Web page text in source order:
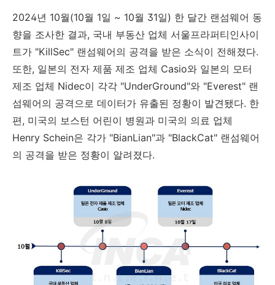
2024년 10월(10월 1일 ~ 10월 31일) 한 달간 랜섬웨어 동
향을 조사한 결과, 국내 부동산 업체 서울프라퍼티인사이
트가 "KillSec" 랜섬웨어의 공격을 받은 소식이 전해졌다.
또한, 일본의 전자 제품 제조 업체 Casio와 일본의 모터
제조 업체 Nidec이 각각 "UnderGround"와 "Everest" 랜
섬웨어의 공격으로 데이터가 유출된 정황이 발견됐다. 한
편, 미국의 보스턴 어린이 병원과 미국의 의료 업체
Henry Schein은 각가 "BianLian"과 "BlackCat" 랜섬웨어
의 공격을 받은 정황이 알려졌다.